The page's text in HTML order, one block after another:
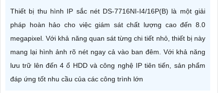
Thiết bị thu hình IP sắc nét DS-7716NI-I4/16P(B) là một giải
pháp hoàn hảo cho việc giám sát chất lượng cao đến 8.0
megapixel. Với khả năng quan sát từng chi tiết nhỏ, thiết bị này
mang lại hình ảnh rõ nét ngay cả vào ban đêm. Với khả năng
lưu trữ lên đến 4 ổ HDD và công nghệ IP tiên tiến, sản phẩm
đáp ứng tốt nhu cầu của các công trình lớn